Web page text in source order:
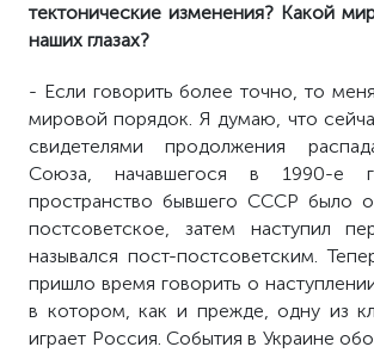
тектонические изменения? Какой
наших глазах?
- Если говорить более точно, то
мировой порядок. Я думаю, что
свидетелями продолжения
Союза, начавшегося в 1990-е
пространство бывшего СССР было
постсоветское, затем наступил
назывался пост-постсоветским.
пришло время говорить о
в котором, как и прежде, одну из
играет Россия. События в Украине